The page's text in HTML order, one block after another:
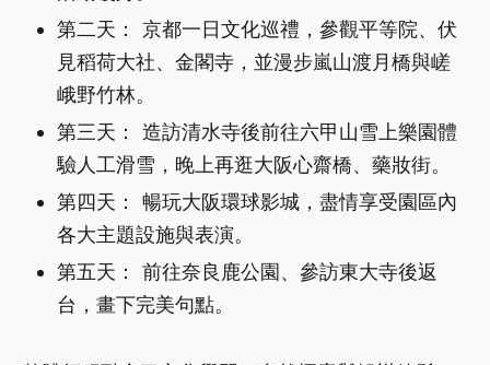
第二天： 京都一日文化巡禮，參觀平等院、伏
見稻荷大社、金閣寺，並漫步嵐山渡月橋與嵯
峨野竹林。
第三天： 造訪清水寺後前往六甲山雪上樂園體
驗人工滑雪，晚上再逛大阪心齋橋、藥妝街。
第四天： 暢玩大阪環球影城，盡情享受園區內
各大主題設施與表演。
第五天： 前往奈良鹿公園、參訪東大寺後返
台，畫下完美句點。